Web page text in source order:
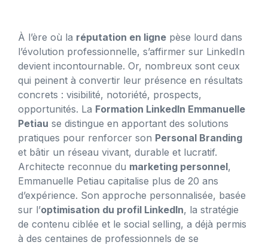
À l’ère où la réputation en ligne pèse lourd dans
l’évolution professionnelle, s’affirmer sur LinkedIn
devient incontournable. Or, nombreux sont ceux
qui peinent à convertir leur présence en résultats
concrets : visibilité, notoriété, prospects,
opportunités. La Formation LinkedIn Emmanuelle
Petiau se distingue en apportant des solutions
pratiques pour renforcer son Personal Branding
et bâtir un réseau vivant, durable et lucratif.
Architecte reconnue du marketing personnel,
Emmanuelle Petiau capitalise plus de 20 ans
d’expérience. Son approche personnalisée, basée
sur l’optimisation du profil LinkedIn, la stratégie
de contenu ciblée et le social selling, a déjà permis
à des centaines de professionnels de se